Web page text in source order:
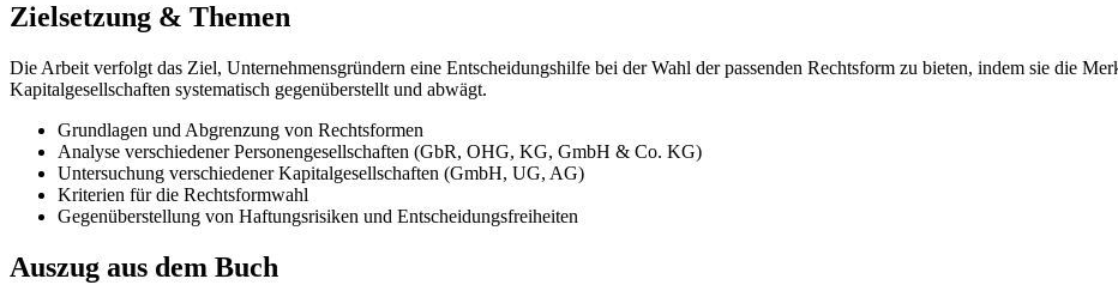
Zielsetzung & Themen
Die Arbeit verfolgt das Ziel, Unternehmensgründern eine Entscheidungshilfe bei der Wahl der passenden Rechtsform zu bieten, indem sie die
Kapitalgesellschaften systematisch gegenüberstellt und abwägt.
Grundlagen und Abgrenzung von Rechtsformen
Analyse verschiedener Personengesellschaften (GbR, OHG, KG, GmbH & Co. KG)
Untersuchung verschiedener Kapitalgesellschaften (GmbH, UG, AG)
Kriterien für die Rechtsformwahl
Gegenüberstellung von Haftungsrisiken und Entscheidungsfreiheiten
Auszug aus dem Buch